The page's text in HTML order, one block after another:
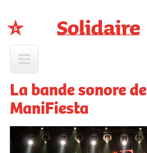
La bande sonore de
ManiFiesta